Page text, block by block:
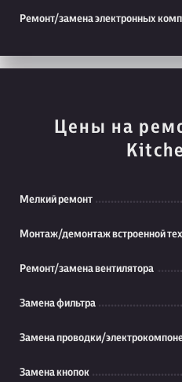
Ремонт/замена электронных
Цены на
Мелкий ремонт
Монтаж/демонтаж встроенной
Ремонт/замена вентилятора
Замена фильтра
Замена проводки/
Замена кнопок